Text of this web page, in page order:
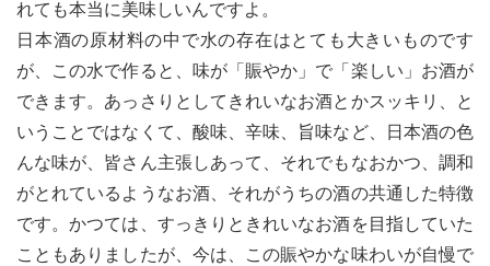
ノミスタイル] 公式twitterペ
エノミスタイル] 公式facebookペ
style[イエノミスタイル] 公式
れても本当に美味しいんですよ。
日本酒の原材料の中で水の存在はとても大きいものです
が、この水で作ると、味が「賑やか」で「楽しい」お酒が
できます。あっさりとしてきれいなお酒とかスッキリ、と
いうことではなくて、酸味、辛味、旨味など、日本酒の色
んな味が、皆さん主張しあって、それでもなおかつ、調和
がとれているようなお酒、それがうちの酒の共通した特徴
です。かつては、すっきりときれいなお酒を目指していた
こともありましたが、今は、この賑やかな味わいが自慢で